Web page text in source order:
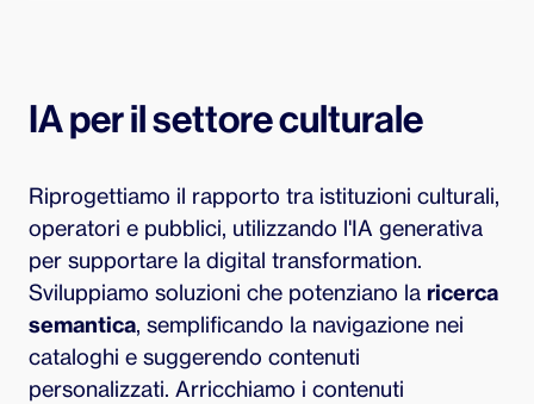
integrate e scalabili per ottimizzare i flussi
aziendali.
IA per il settore culturale
Riprogettiamo il rapporto tra istituzioni culturali,
operatori e pubblici, utilizzando l'IA generativa
per supportare la digital transformation.
Sviluppiamo soluzioni che potenziano la ricerca
semantica, semplificando la navigazione nei
cataloghi e suggerendo contenuti
personalizzati. Arricchiamo i contenuti